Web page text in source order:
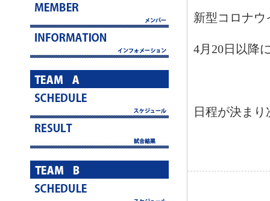
新型コロナウ
4月20日以降
日程が決ま